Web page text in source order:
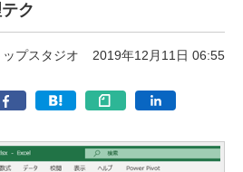
ク
ップスタジオ 2019年12月11日 06:55